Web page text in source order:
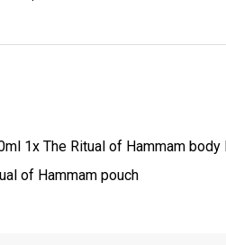
1x The Ritual of Hammam
of Hammam pouch